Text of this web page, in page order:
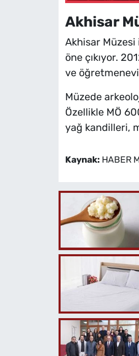
Akhisar
Akhisar
öne çıkıyor.
ve öğretmenevi
Müzede
Özellikle MÖ
yağ kandilleri,
Kaynak: HABER